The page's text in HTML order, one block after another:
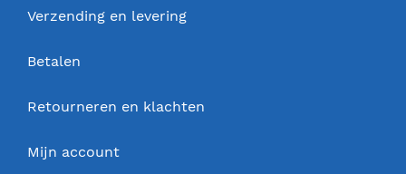
Verzending en levering
Betalen
Retourneren en klachten
Mijn account